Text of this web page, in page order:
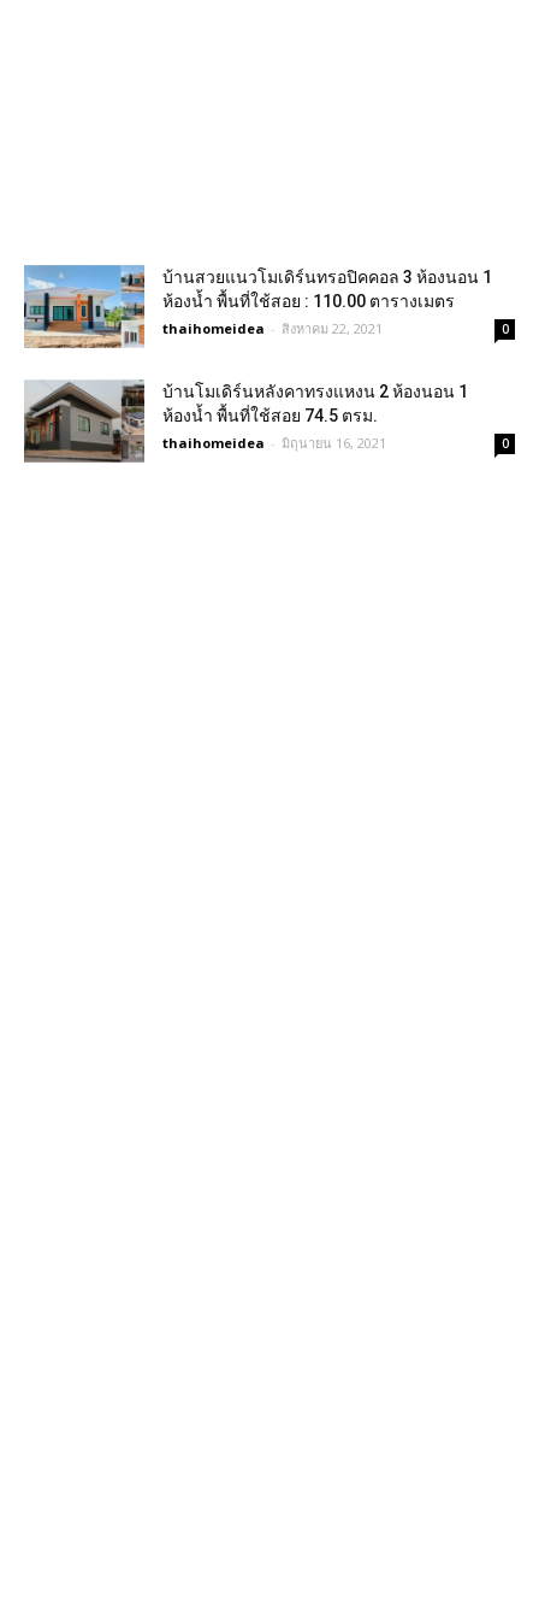
บ้านสวยแนวโมเดิร์นทรอปิคคอล 3 ห้องนอน 1
ห้องน้ำ พื้นที่ใช้สอย : 110.00 ตารางเมตร
thaihomeidea - สิงหาคม 22, 2021 0
บ้านโมเดิร์นหลังคาทรงแหงน 2 ห้องนอน 1
ห้องน้ำ พื้นที่ใช้สอย 74.5 ตรม.
thaihomeidea - มิถุนายน 16, 2021 0